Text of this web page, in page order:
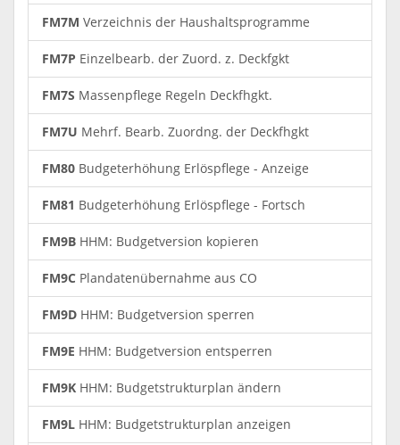
FM7M Verzeichnis der Haushaltsprogramme
FM7P Einzelbearb. der Zuord. z. Deckfgkt
FM7S Massenpflege Regeln Deckfhgkt.
FM7U Mehrf. Bearb. Zuordng. der Deckfhgkt
FM80 Budgeterhöhung Erlöspflege - Anzeige
FM81 Budgeterhöhung Erlöspflege - Fortsch
FM9B HHM: Budgetversion kopieren
FM9C Plandatenübernahme aus CO
FM9D HHM: Budgetversion sperren
FM9E HHM: Budgetversion entsperren
FM9K HHM: Budgetstrukturplan ändern
FM9L HHM: Budgetstrukturplan anzeigen